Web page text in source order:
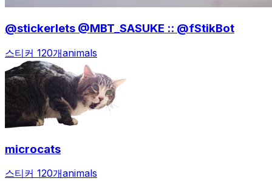
@stickerlets @MBT_SASUKE :: @fStikBot
스티커 120개animals
microcats
스티커 120개animals